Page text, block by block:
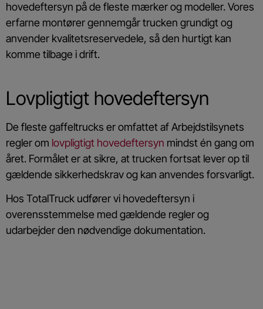
hovedeftersyn på de fleste mærker og modeller. Vores
erfarne montører gennemgår trucken grundigt og
anvender kvalitetsreservedele, så den hurtigt kan
komme tilbage i drift.
Lovpligtigt hovedeftersyn
De fleste gaffeltrucks er omfattet af Arbejdstilsynets
regler om lovpligtigt hovedeftersyn mindst én gang om
året. Formålet er at sikre, at trucken fortsat lever op til
gældende sikkerhedskrav og kan anvendes forsvarligt.
Hos TotalTruck udfører vi hovedeftersyn i
overensstemmelse med gældende regler og
udarbejder den nødvendige dokumentation.